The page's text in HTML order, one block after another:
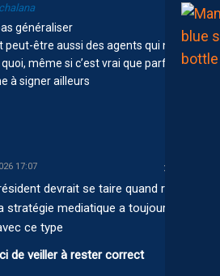
chalana
généraliser
peut-être aussi des agents qui ne
même si c’est vrai que parfois
à signer ailleurs
17:07
devrait se taire quand rien
stratégie mediatique a toujours
ce type
de veiller à rester correct